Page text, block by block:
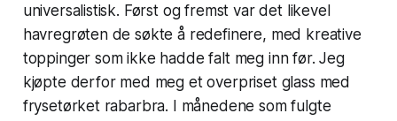
universalistisk. Først og fremst var det likevel
havregrøten de søkte å redefinere, med kreative
toppinger som ikke hadde falt meg inn før. Jeg
kjøpte derfor med meg et overpriset glass med
frysetørket rabarbra. I månedene som fulgte